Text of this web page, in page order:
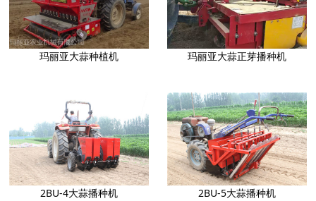
玛丽亚大蒜种植机 玛丽亚大蒜正芽播种机
2BU-4大蒜播种机 2BU-5大蒜播种机